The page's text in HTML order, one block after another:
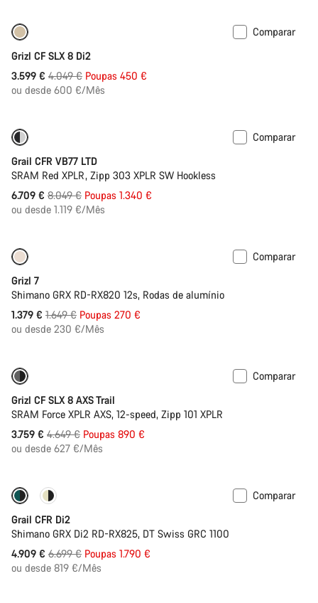
Comparar
Grizl CF SLX 8 Di2
3.599 € Preço
Original
4.049 € Poupas 450 €
ou desde 600 €/Mês
Comparar
Grail CFR VB77 LTD
SRAM Red XPLR, Zipp 303 XPLR SW Hookless
6.709 € Preço
Original
8.049 € Poupas 1.340 €
ou desde 1.119 €/Mês
Comparar
Grizl 7
Shimano GRX RD-RX820 12s, Rodas de alumínio
1.379 € Preço
Original
1.649 € Poupas 270 €
ou desde 230 €/Mês
Comparar
Grizl CF SLX 8 AXS Trail
SRAM Force XPLR AXS, 12-speed, Zipp 101 XPLR
3.759 € Preço
Original
4.649 € Poupas 890 €
ou desde 627 €/Mês
Disponível apenas em 2XL
Comparar
Grail CFR Di2
Shimano GRX Di2 RD-RX825, DT Swiss GRC 1100
4.909 € Preço
Original
6.699 € Poupas 1.790 €
ou desde 819 €/Mês